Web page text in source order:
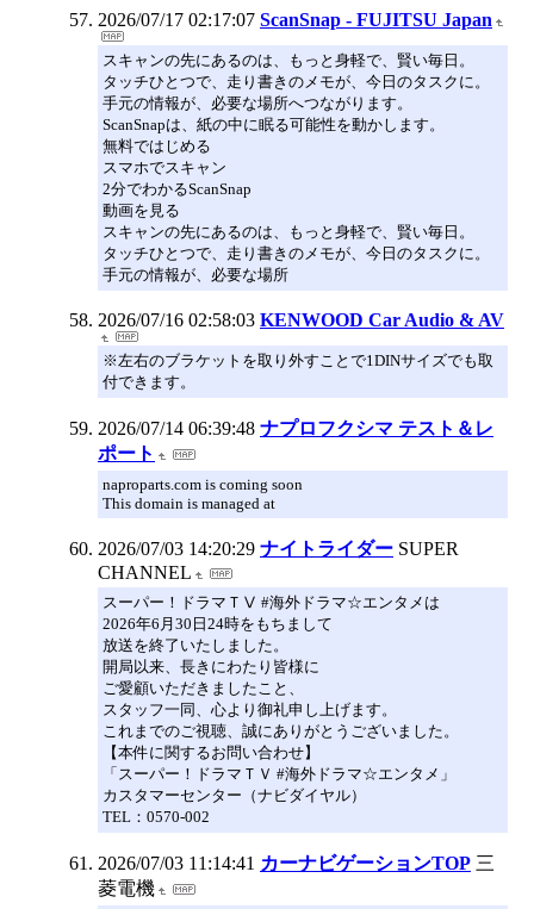
2026/07/17 02:17:07 ScanSnap - FUJITSU Japan
スキャンの先にあるのは、もっと身軽で、賢い毎日。
タッチひとつで、走り書きのメモが、今日のタスクに。
手元の情報が、必要な場所へつながります。
ScanSnapは、紙の中に眠る可能性を動かします。
無料ではじめる
スマホでスキャン
2分でわかるScanSnap
動画を見る
スキャンの先にあるのは、もっと身軽で、賢い毎日。
タッチひとつで、走り書きのメモが、今日のタスクに。
手元の情報が、必要な場所
2026/07/16 02:58:03 KENWOOD Car Audio & AV
※左右のブラケットを取り外すことで1DINサイズでも取
付できます。
2026/07/14 06:39:48 ナプロフクシマ テスト＆レ
ポート
naproparts.com is coming soon
This domain is managed at
2026/07/03 14:20:29 ナイトライダー SUPER
CHANNEL
スーパー！ドラマＴⅤ #海外ドラマ☆エンタメは
2026年6月30日24時をもちまして
放送を終了いたしました。
開局以来、長きにわたり皆様に
ご愛顧いただきましたこと、
スタッフ一同、心より御礼申し上げます。
これまでのご視聴、誠にありがとうございました。
【本件に関するお問い合わせ】
「スーパー！ドラマＴＶ #海外ドラマ☆エンタメ」
カスタマーセンター（ナビダイヤル）
TEL：0570-002
2026/07/03 11:14:41 カーナビゲーションTOP 三
菱電機